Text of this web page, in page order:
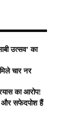
उत्सव’ का
चार नर
का आरोप!
और सफेदपोश हैं